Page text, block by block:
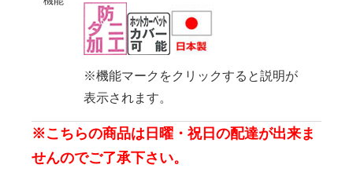
※機能マークをクリックすると説明が
表示されます。
※こちらの商品は日曜・祝日の配達が出来ま
せんのでご了承下さい。